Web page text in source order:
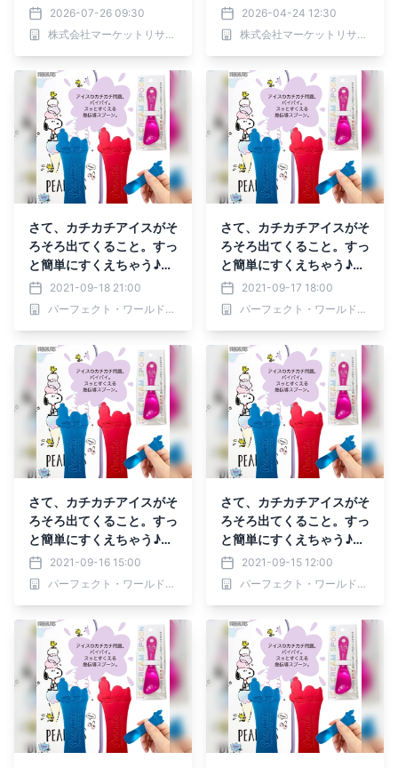
規模（銅製ピンフィンベー
スプレート、銅製フラット
ベースプレート）・分析レ
2026-07-26 09:30
株式会社マーケットリサーチセンター
対流熱伝達、放射熱伝
達）・分析レポートを発表
2026-04-24 12:30
株式会社マーケットリサーチセンター
さて、カチカチアイスがそ
ろそろ出てくること。すっ
と簡単にすくえちゃう♪ス
ヌーピーのアイスクリーム
スプーンたちで解決。
2021-09-18 21:00
パーフェクト・ワールド株式会社
さて、カチカチアイスがそ
ろそろ出てくること。すっ
と簡単にすくえちゃう♪ス
ヌーピーのアイスクリーム
スプーンたちで解決。
2021-09-17 18:00
パーフェクト・ワールド株式会社
さて、カチカチアイスがそ
ろそろ出てくること。すっ
と簡単にすくえちゃう♪ス
ヌーピーのアイスクリーム
スプーンたちで解決。
2021-09-16 15:00
パーフェクト・ワールド株式会社
さて、カチカチアイスがそ
ろそろ出てくること。すっ
と簡単にすくえちゃう♪ス
ヌーピーのアイスクリーム
スプーンたちで解決。
2021-09-15 12:00
パーフェクト・ワールド株式会社